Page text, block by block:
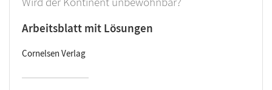
Arbeitsblatt mit Lösungen
Cornelsen Verlag